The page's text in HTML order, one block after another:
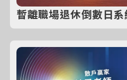
暫離職場退休倒數日